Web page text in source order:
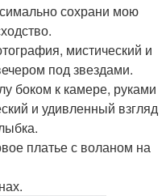
сохрани мою
мистический и
под звездами.
боком к камере, руками
и удивленный взгляд
платье с воланом на